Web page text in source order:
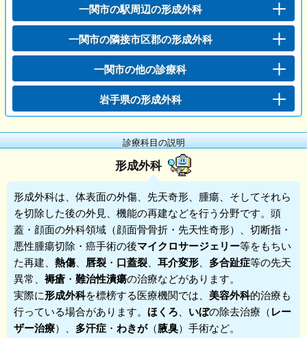
一関市の駅周辺の形成外科
一関市の隣接市区郡の形成外科
一関市の他の診療科
岩手県の形成外科
診療科目の説明
形成外科
形成外科は、体表面の外傷、先天奇形、腫瘍、そしてそれら
を切除した後の外見、機能の再建などを行う分野です。頭
蓋・顔面の外科領域（顔面骨骨折・先天性奇形）、切断指・
悪性腫瘍切除・癌手術の後マイクロサージェリー等をもちい
た再建、 熱傷 唇裂 ・ 口蓋裂 耳介変形 多合趾症等の先天
異常、 褥瘡 ・ 難治性潰瘍の治療などがあります。
実際に形成外科を標榜する医療機関では、 美容外科的治療も
行っている場合があります。 ほくろ いぼの除去治療（レー
ザー治療）、 多汗症 ・ わきが（腋臭）手術など。